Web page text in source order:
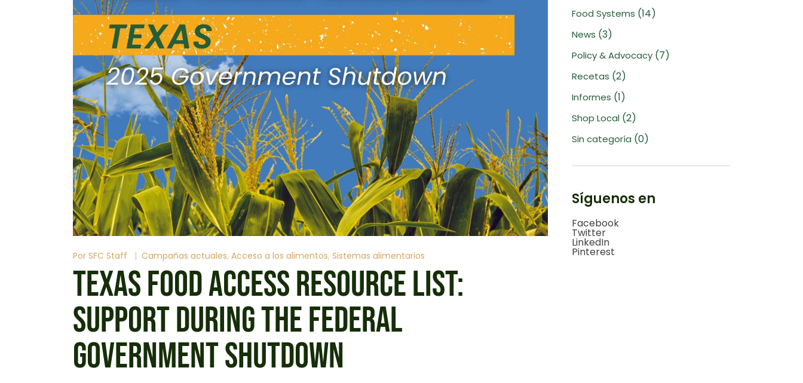
Por SFC Staff Campañas actuales Acceso a los alimentos Sistemas alimentarios
TEXAS FOOD ACCESS RESOURCE LIST:
SUPPORT DURING THE FEDERAL
GOVERNMENT SHUTDOWN
Food Systems (14)
News (3)
Policy & Advocacy (7)
Recetas (2)
Informes (1)
Shop Local (2)
Sin categoría (0)
Síguenos en
Facebook
Twitter
LinkedIn
Pinterest